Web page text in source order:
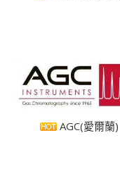
AGC(愛爾蘭)